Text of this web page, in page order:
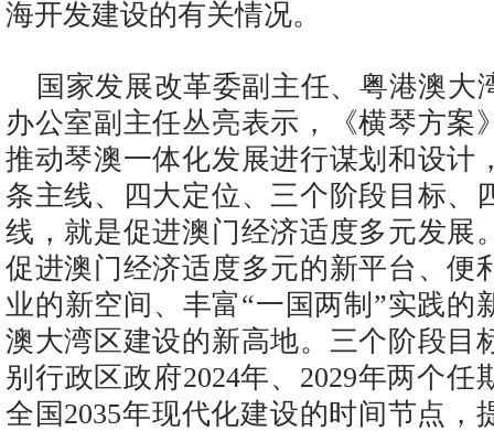
海开发建设的有关情况。
国家发展改革委副主任、粤港澳大
办公室副主任丛亮表示，《横琴方案
推动琴澳一体化发展进行谋划和设计
条主线、四大定位、三个阶段目标、
线，就是促进澳门经济适度多元发展
促进澳门经济适度多元的新平台、便
业的新空间、丰富“一国两制”实践的
澳大湾区建设的新高地。三个阶段目
别行政区政府2024年、2029年两个任
全国2035年现代化建设的时间节点，